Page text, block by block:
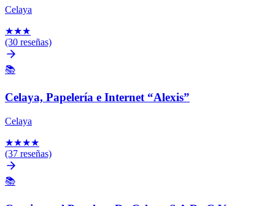
Celaya
★★★
(30 reseñas)
📚
Celaya, Papelería e Internet “Alexis”
Celaya
★★★★
(37 reseñas)
📚